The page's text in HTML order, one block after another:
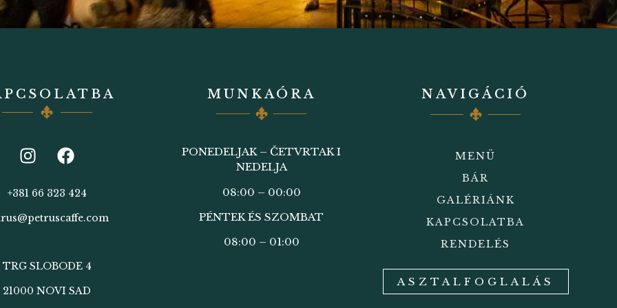
+381 66 323 424
TRG SLOBODE 4
21000 NOVI SAD
MUNKAÓRA
PONEDELJAK – ČETVRTAK I
NEDELJA
08:00 – 00:00
PÉNTEK ÉS SZOMBAT
08:00 – 01:00
NAVIGÁCIÓ
MENÜ
BÁR
GALÉRIÁNK
KAPCSOLATBA
RENDELÉS
ASZTALFOGLALÁS